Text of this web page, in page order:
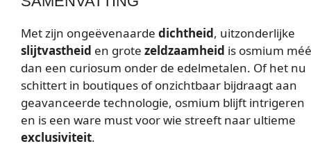
Met zijn ongeëvenaarde dichtheid, uitzonderlijke
slijtvastheid en grote zeldzaamheid is osmium
dan een curiosum onder de edelmetalen. Of het nu
schittert in boutiques of onzichtbaar bijdraagt aan
geavanceerde technologie, osmium blijft intrigeren
en is een ware must voor wie streeft naar ultieme
exclusiviteit.